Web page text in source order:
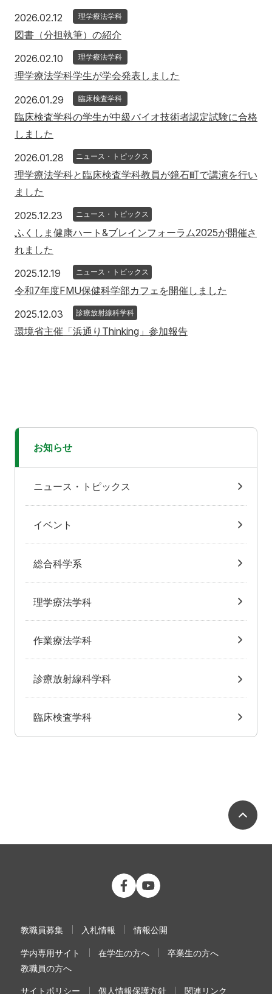
2026.02.12 2026年2月12日
理学療法学科
図書（分担執筆）の紹介
2026.02.10 2026年2月10日
理学療法学科
理学療法学科学生が学会発表しました
2026.01.29 2026年1月29日
臨床検査学科
臨床検査学科の学生が中級バイオ技術者認定試験に合格
しました
2026.01.28 2026年1月28日
ニュース・トピックス
理学療法学科と臨床検査学科教員が鏡石町で講演を行い
ました
2025.12.23 2025年12月23日
ニュース・トピックス
ふくしま健康ハート&ブレインフォーラム2025が開催さ
れました
2025.12.19 2025年12月19日
ニュース・トピックス
令和7年度FMU保健科学部カフェを開催しました
2025.12.03 2025年12月3日
診療放射線科学科
環境省主催「浜通りThinking」参加報告
お知らせ
ニュース・トピックス
イベント
総合科学系
理学療法学科
作業療法学科
診療放射線科学科
臨床検査学科
公立大学法人 福島県立医科大学
教職員募集 入札情報 情報公開
学内専用サイト 在学生の方へ
卒業生の方へ
教職員の方へ
サイトポリシー 個人情報保護方針 関連リンク